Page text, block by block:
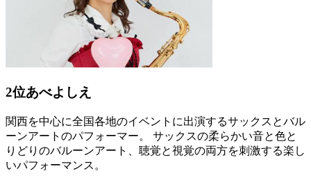
2位あべよしえ
関西を中心に全国各地のイベントに出演するサックスとバル
ーンアートのパフォーマー。 サックスの柔らかい音と色と
りどりのバルーンアート、聴覚と視覚の両方を刺激する楽し
いパフォーマンス。